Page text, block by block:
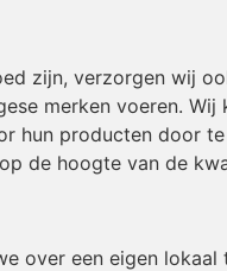
zijn, verzorgen wij
merken voeren.
hun producten door
de hoogte van de
over een eigen